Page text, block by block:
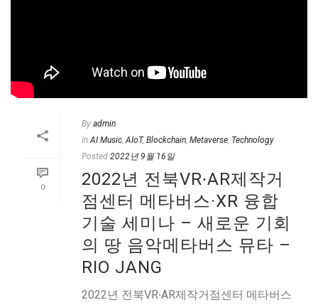
0
By admin
In AI Music,AIoT, Blockchain, Metaverse, Technology
Posted 2022년 9월 16일
2022년 전북VR∙AR제작거
점센터 메타버스·XR 융합
기술 세미나 – 새로운 기회
의 땅 음악메타버스 뮤타 –
RIO JANG
2022년 전북VR∙AR제작거점센터 메타버스